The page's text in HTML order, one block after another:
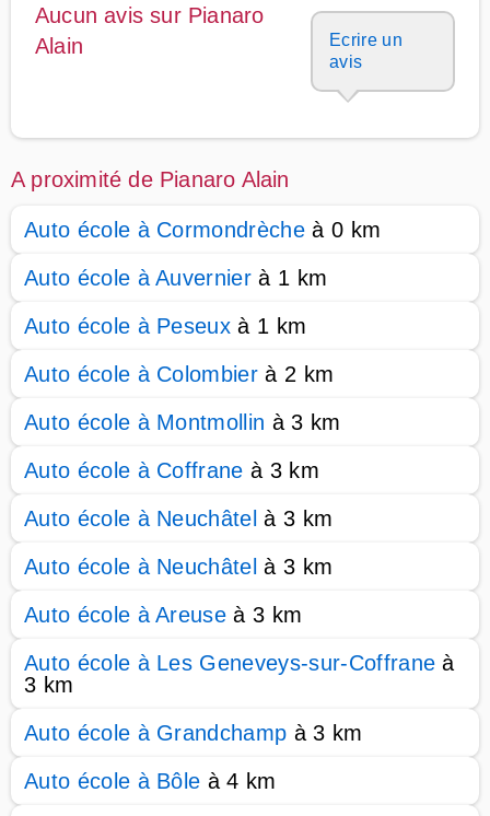
Aucun avis sur Pianaro
Alain
Ecrire un
avis
A proximité de Pianaro Alain
Auto école à Cormondrèche à 0 km
Auto école à Auvernier à 1 km
Auto école à Peseux à 1 km
Auto école à Colombier à 2 km
Auto école à Montmollin à 3 km
Auto école à Coffrane à 3 km
Auto école à Neuchâtel à 3 km
Auto école à Neuchâtel à 3 km
Auto école à Areuse à 3 km
Auto école à Les Geneveys-sur-Coffrane à
3 km
Auto école à Grandchamp à 3 km
Auto école à Bôle à 4 km